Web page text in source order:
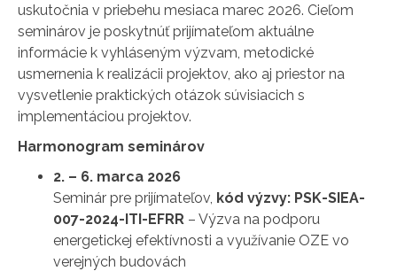
uskutočnia v priebehu mesiaca marec 2026. Cieľom
seminárov je poskytnúť prijímateľom aktuálne
informácie k vyhláseným výzvam, metodické
usmernenia k realizácii projektov, ako aj priestor na
vysvetlenie praktických otázok súvisiacich s
implementáciou projektov.
Harmonogram seminárov
2. – 6. marca 2026
Seminár pre prijímateľov, kód výzvy: PSK-SIEA-
007-2024-ITI-EFRR – Výzva na podporu
energetickej efektívnosti a využívanie OZE vo
verejných budovách